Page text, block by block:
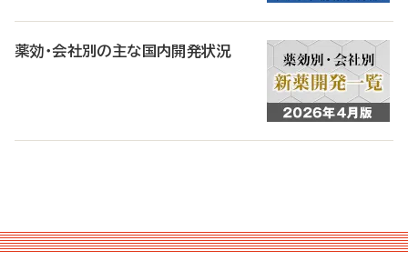
薬効・会社別の主な国内開発状況